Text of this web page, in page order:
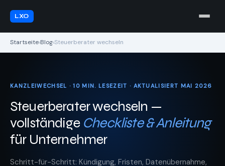
LXO
Startseite›Blog›Steuerberater wechseln
KANZLEIWECHSEL · 10 MIN. LESEZEIT · AKTUALISIERT MAI 2026
Steuerberater wechseln —
vollständige Checkliste & Anleitung
für Unternehmer
Schritt-für-Schritt: Kündigung, Fristen, Datenübernahme,